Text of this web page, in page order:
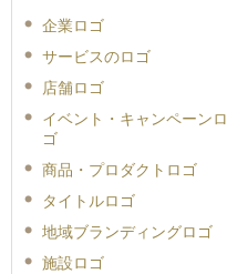
企業ロゴ
サービスのロゴ
店舗ロゴ
イベント・キャンペーンロ
ゴ
商品・プロダクトロゴ
タイトルロゴ
地域ブランディングロゴ
施設ロゴ